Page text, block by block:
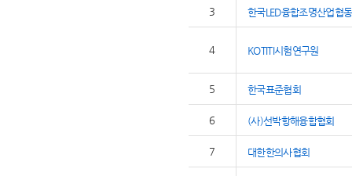
3 한국LED융합조명산업협
4 KOTITI시험연구원
5 한국표준협회
6 (사)선박항해융합협회
7 대한한의사협회